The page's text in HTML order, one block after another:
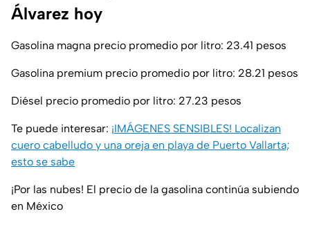
Álvarez hoy
Gasolina magna precio promedio por litro: 23.41 pesos
Gasolina premium precio promedio por litro: 28.21 pesos
Diésel precio promedio por litro: 27.23 pesos
Te puede interesar: ¡IMÁGENES SENSIBLES! Localizan
cuero cabelludo y una oreja en playa de Puerto Vallarta;
esto se sabe
¡Por las nubes! El precio de la gasolina continúa subiendo
en México